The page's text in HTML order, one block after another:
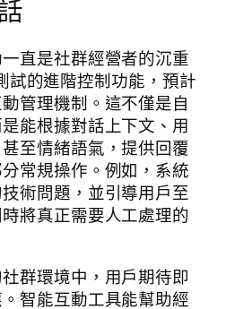
直是社群經營者的沉重
試的進階控制功能，預計
管理機制。這不僅是自
能根據對話上下文、用
至情緒語氣，提供回覆
常規操作。例如，系統
術問題，並引導用戶至
將真正需要人工處理的
群環境中，用戶期待即
智能互動工具能幫助經